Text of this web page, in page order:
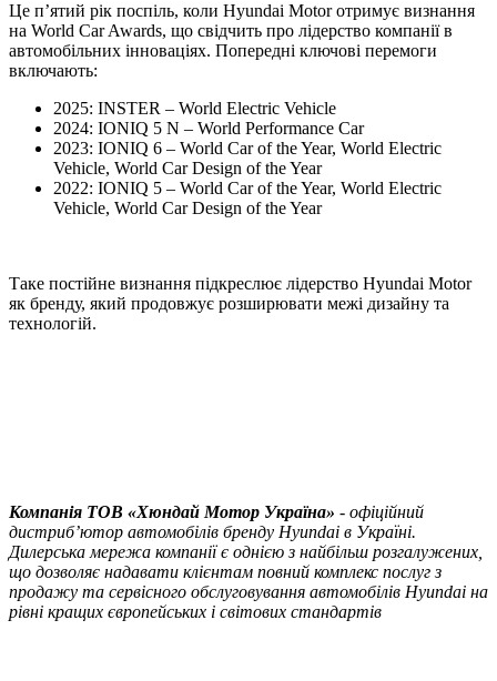
Це п’ятий рік поспіль, коли Hyundai Motor отримує визнання
на World Car Awards, що свідчить про лідерство компанії в
автомобільних інноваціях. Попередні ключові перемоги
включають:
2025: INSTER – World Electric Vehicle
2024: IONIQ 5 N – World Performance Car
2023: IONIQ 6 – World Car of the Year, World Electric
Vehicle, World Car Design of the Year
2022: IONIQ 5 – World Car of the Year, World Electric
Vehicle, World Car Design of the Year
Таке постійне визнання підкреслює лідерство Hyundai Motor
як бренду, який продовжує розширювати межі дизайну та
технологій.
Компанія ТOВ «Хюндай Мотор Україна» - офіційний
дистриб’ютор автомобілів бренду Hyundai в Україні.
Дилерська мережа компанії є однією з найбільш розгалужених,
що дозволяє надавати клієнтам повний комплекс послуг з
продажу та сервісного обслуговування автомобілів Hyundai на
рівні кращих європейських і світових стандартів